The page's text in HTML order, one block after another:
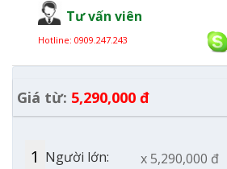
Tư vấn viên
Hotline: 0909.247.243
Giá từ: 5,290,000 đ
Người lớn:
x 5,290,000 đ